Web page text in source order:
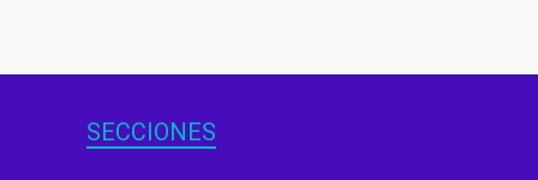
SECCIONES